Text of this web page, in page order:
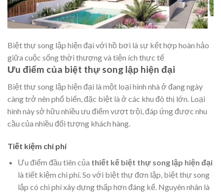
Biệt thự song lập hiện đại với hồ bơi là sự kết hợp hoàn hảo
giữa cuộc sống thời thượng và tiện ích thực tế
Ưu điểm của biệt thự song lập hiện đại
Biệt thự song lập hiện đại là một loại hình nhà ở đang ngày
càng trở nên phổ biến, đặc biệt là ở các khu đô thị lớn. Loại
hình này sở hữu nhiều ưu điểm vượt trội, đáp ứng được nhu
cầu của nhiều đối tượng khách hàng.
Tiết kiệm chi phí
Ưu điểm đầu tiên của thiết kế biệt thự song lập hiện đại
là tiết kiệm chi phí. So với biệt thự đơn lập, biệt thự song
lập có chi phí xây dựng thấp hơn đáng kể. Nguyên nhân là